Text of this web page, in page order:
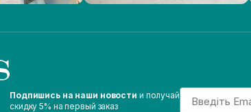
Подпишись на наши новости и получай
скидку 5% на первый заказ
Email